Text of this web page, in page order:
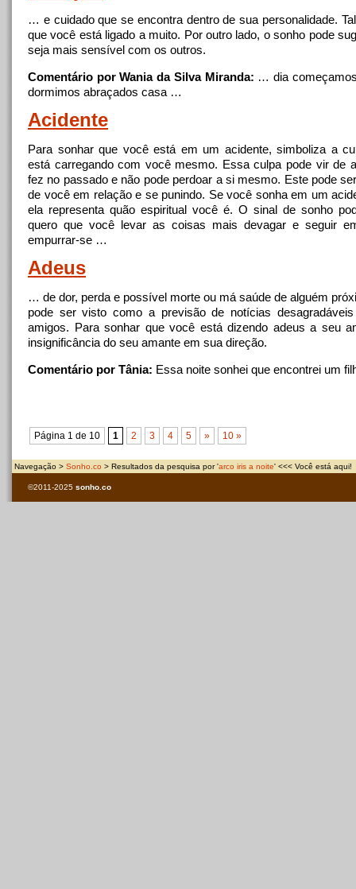
… e cuidado que se encontra dentro de sua personalidade.
que você está ligado amuito. Por outro lado, o sonho pode
seja mais sensível com os outros.
Comentário por Wania da Silva Miranda: … dia
dormimos abraçados casa …
Acidente
Para sonhar que você está em um acidente, simboliza a
está carregando com você mesmo. Essa culpa pode vir de
fez no passado e não pode perdoar asi mesmo. Este pode
de você em relação e se punindo. Se você sonha em um
ela representa quão espiritual você é. O sinal de sonho
quero que você levar as coisas mais devagar e seguir
empurrar-se …
Adeus
… de dor, perda e possível morte ou má saúde de alguém
pode ser visto como aprevisão de notícias
amigos. Para sonhar que você está dizendo adeusa seu
insignificância do seu amante em sua direção.
Comentário por Tânia: Essa noite sonhei que encontrei um
Página 1 de 10 1 2 3 4 5 » 10 »
Navegação > Sonho.co > Resultados da pesquisa por 'arco iris a noite' <<< Você está aqui!
©2011-2025 sonho.co